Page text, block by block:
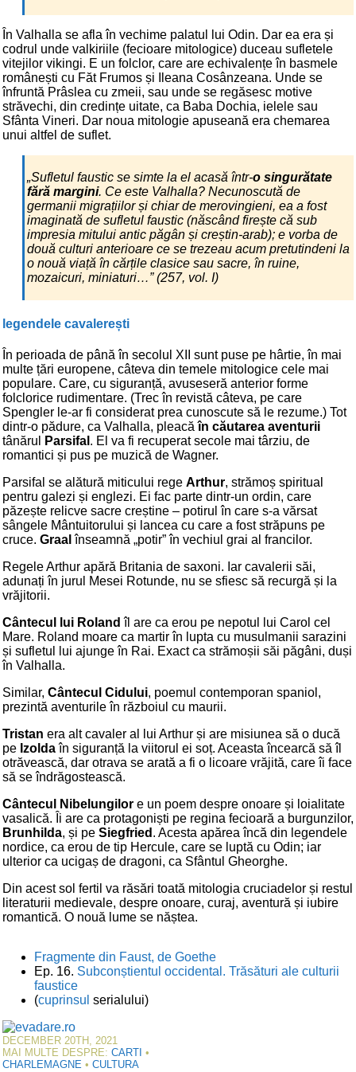
În Valhalla se afla în vechime palatul lui Odin. Dar ea era și
codrul unde valkiriile (fecioare mitologice) duceau sufletele
vitejilor vikingi. E un folclor, care are echivalențe în basmele
românești cu Făt Frumos și Ileana Cosânzeana. Unde se
înfruntă Prâslea cu zmeii, sau unde se regăsesc motive
străvechi, din credințe uitate, ca Baba Dochia, ielele sau
Sfânta Vineri. Dar noua mitologie apuseană era chemarea
unui altfel de suflet.
„Sufletul faustic se simte la el acasă într-o singurătate
fără margini. Ce este Valhalla? Necunoscută de
germanii migrațiilor și chiar de merovingieni, ea a fost
imaginată de sufletul faustic (născând firește că sub
impresia mitului antic păgân și creștin-arab); e vorba de
două culturi anterioare ce se trezeau acum pretutindeni la
o nouă viață în cărțile clasice sau sacre, în ruine,
mozaicuri, miniaturi…” (257, vol. I)
legendele cavalerești
În perioada de până în secolul XII sunt puse pe hârtie, în mai
multe țări europene, câteva din temele mitologice cele mai
populare. Care, cu siguranță, avuseseră anterior forme
folclorice rudimentare. (Trec în revistă câteva, pe care
Spengler le-ar fi considerat prea cunoscute să le rezume.) Tot
dintr-o pădure, ca Valhalla, pleacăîn căutarea aventurii
tânărul
Parsifal . El va fi recuperat secole mai târziu, de
romantici și pus pe muzică de Wagner.
Parsifal se alătură miticului rege Arthur, strămoș spiritual
pentru galezi și englezi. Ei fac parte dintr-un ordin, care
păzește relicve sacre creștine – potirul în care s-a vărsat
sângele Mântuitorului și lancea cu care a fost străpuns pe
cruce. Graal înseamnă „potir” în vechiul grai al francilor.
Regele Arthur apără Britania de saxoni. Iar cavalerii săi,
adunați în jurul Mesei Rotunde, nu se sfiesc să recurgă și la
vrăjitorii.
Cântecul lui Roland îl are ca erou pe nepotul lui Carol cel
Mare. Roland moare ca martir în lupta cu musulmanii sarazini
și sufletul lui ajunge în Rai. Exact ca strămoșii săi păgâni, duși
în Valhalla.
Similar, Cântecul Cidului, poemul contemporan spaniol,
prezintă aventurile în războiul cu maurii.
Tristan era alt cavaler al lui Arthur și are misiunea să o ducă
pe Izoldaîn siguranță la viitorul ei soț. Aceasta încearcă să îl
otrăvească, dar otrava se arată a fi o licoare vrăjită, care îi face
să se îndrăgostească.
Cântecul Nibelungilor e un poem despre onoare și loialitate
vasalică. Îi are ca protagoniști pe regina fecioară a burgunzilor,
Brunhilda, și pe Siegfried . Acesta apărea încă din legendele
nordice, ca erou de tip Hercule, care se luptă cu Odin; iar
ulterior ca ucigaș de dragoni, ca Sfântul Gheorghe.
Din acest sol fertil va răsări toată mitologia cruciadelor și restul
literaturii medievale, despre onoare, curaj, aventură și iubire
romantică. O nouă lume se năștea.
Fragmente din Faust, de Goethe
Ep. 16. Subconștientul occidental. Trăsături ale culturii
faustice
(cuprinsul serialului)
DECEMBER 20TH, 2021
MAI MULTE DESPRE: CARTI •
CHARLEMAGNE • CULTURA